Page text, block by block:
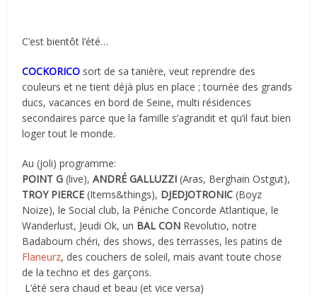
C’est bientôt l’été…
COCKORICO sort de sa tanière, veut reprendre des
couleurs et ne tient déjà plus en place ; tournée des grands
ducs, vacances en bord de Seine, multi résidences
secondaires parce que la famille s’agrandit et qu’il faut bien
loger tout le monde.
Au (joli) programme:
POINT G (live),ANDRÉ GALLUZZI (Aras, Berghain Ostgut),
TROY PIERCE (Items&things), DJEDJOTRONIC (Boyz
Noize), le Social club, la Péniche Concorde Atlantique, le
Wanderlust, Jeudi Ok, un BAL CON Revolutio, notre
Badaboum chéri, des shows, des terrasses, les patins de
Flaneurz, des couchers de soleil, mais avant toute chose
de la techno et des garçons.
L’été sera chaud et beau (et vice versa)